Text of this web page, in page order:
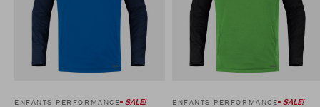
ENFANTS PERFORMANCE SALE! ENFANTS PERFORMANCE SALE!